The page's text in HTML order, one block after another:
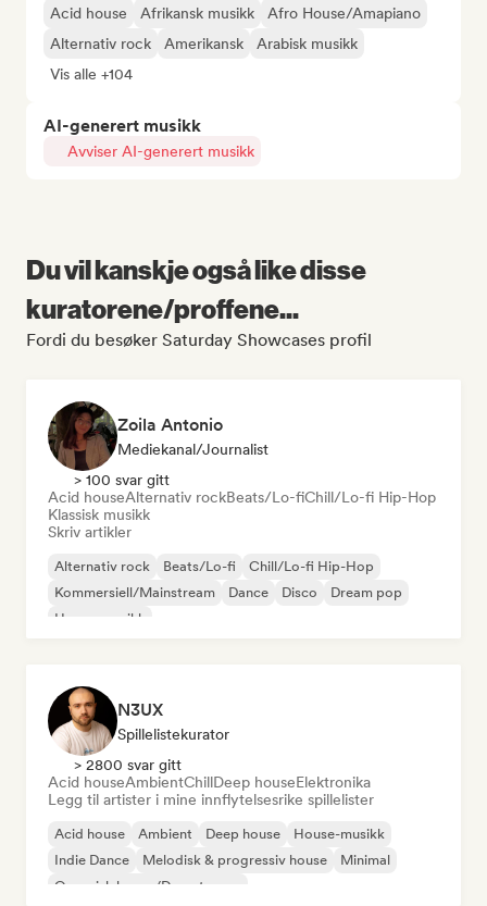
Acid house Afrikansk musikk
Afro House/Amapiano
Alternativ rock
Amerikansk
Arabisk musikk
Vis alle +104
AI-generert musikk
Avviser AI-generert musikk
Du vil kanskje også like disse
kuratorene/proffene...
Fordi du besøker Saturday Showcases profil
Zoila Antonio
Mediekanal/journalist
> 100 svar gitt
Acid houseAlternativ rockBeats/Lo-fiChill/Lo-fi Hip-Hop
Klassisk musikk
Skriv artikler
Alternativ rock Beats/Lo-fi
Chill/Lo-fi Hip-Hop
Kommersiell/Mainstream
Dance Disco
Dream pop
House-musikk
N3UX
Spillelistekurator
> 2800 svar gitt
Acid houseAmbientChillDeep houseElektronika
Legg til artister i mine innflytelsesrike spillelister
Acid house Ambient Deep house
House-musikk
Indie Dance
Melodisk & progressiv house
Minimal
Organisk house/Downtempo